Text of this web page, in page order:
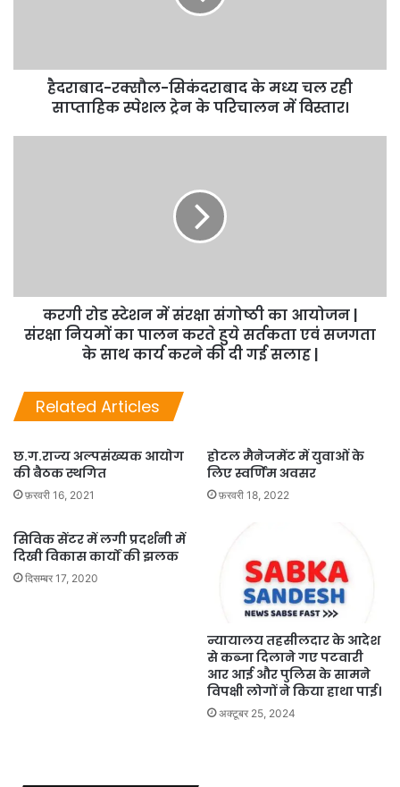
हैदराबाद-रक्सौल-सिकंदराबाद के मध्य चल रही
साप्ताहिक स्पेशल ट्रेन के परिचालन में विस्तार।
करगी रोड स्टेशन में संरक्षा संगोष्ठी का आयोजन |
संरक्षा नियमों का पालन करते हुये सर्तकता एवं सजगता
के साथ कार्य करने की दी गई सलाह |
Related Articles
छ.ग.राज्य अल्पसंख्यक आयोग
की बैठक स्थगित
फ़रवरी 16, 2021
होटल मैनेजमेंट में युवाओं के
लिए स्वर्णिम अवसर
फ़रवरी 18, 2022
सिविक सेंटर में लगी प्रदर्शनी में
दिखी विकास कार्यों की झलक
दिसम्बर 17, 2020
न्यायालय तहसीलदार के आदेश
से कब्जा दिलाने गए पटवारी
आर आई और पुलिस के सामने
विपक्षी लोगों ने किया हाथा पाई।
अक्टूबर 25, 2024